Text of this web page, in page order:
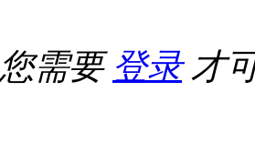
您需要 登录才